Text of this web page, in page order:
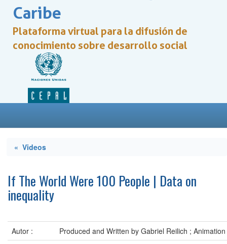
Caribe
Plataforma virtual para la difusión de
conocimiento sobre desarrollo social
« Videos
If The World Were 100 People | Data on
inequality
Autor :
Produced and Written by Gabriel Reilich ;